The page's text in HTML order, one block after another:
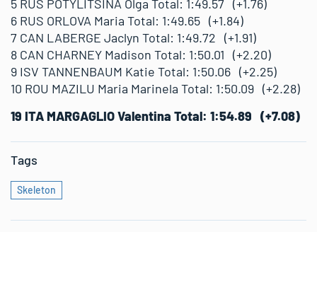
5 RUS POTYLITSINA Olga Total: 1:49.57 (+1.76)
6 RUS ORLOVA Maria Total: 1:49.65 (+1.84)
7 CAN LABERGE Jaclyn Total: 1:49.72 (+1.91)
8 CAN CHARNEY Madison Total: 1:50.01 (+2.20)
9 ISV TANNENBAUM Katie Total: 1:50.06 (+2.25)
10 ROU MAZILU Maria Marinela Total: 1:50.09 (+2.28)
19 ITA MARGAGLIO Valentina Total: 1:54.89 (+7.08)
Tags
Skeleton